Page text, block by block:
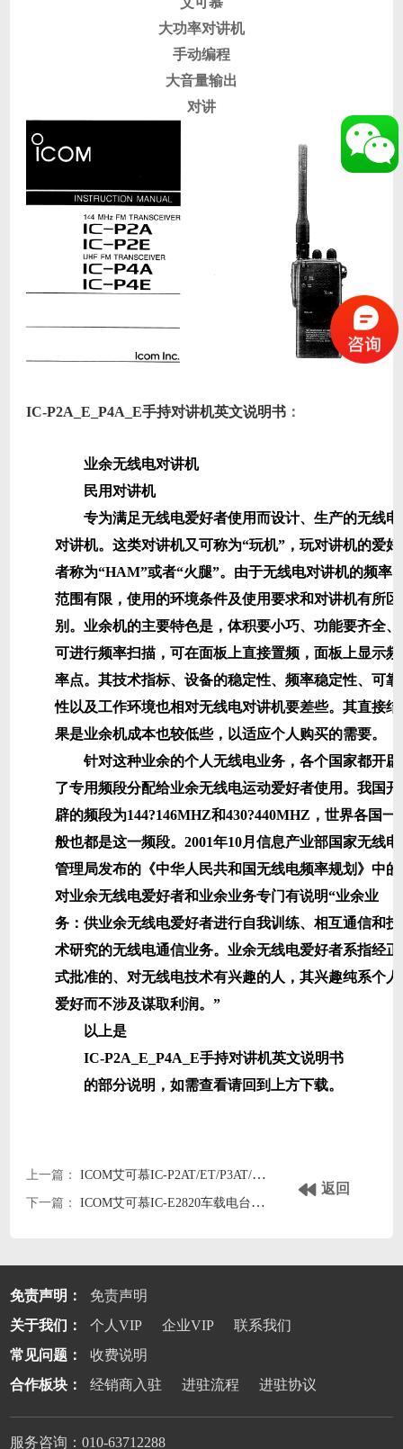
大功率对讲机
手动编程
大音量输出
对讲
IC-P2A_E_P4A_E手持对讲机英文说明书 ：
业余无线电对讲机
民用对讲机
专为满足无线电爱好者使用而设计、生产的无线电
对讲机。这类对讲机又可称为“玩机”，玩对讲机的爱好
者称为“HAM”或者“火腿”。由于无线电对讲机的频率
范围有限，使用的环境条件及使用要求和对讲机有所区
别。业余机的主要特色是，体积要小巧、功能要齐全、
可进行频率扫描，可在面板上直接置频，面板上显示频
率点。其技术指标、设备的稳定性、频率稳定性、可靠
性以及工作环境也相对无线电对讲机要差些。其直接结
果是业余机成本也较低些，以适应个人购买的需要。
针对这种业余的个人无线电业务，各个国家都开辟
了专用频段分配给业余无线电运动爱好者使用。我国开
辟的频段为144?146MHZ和430?440MHZ，世界各国一
般也都是这一频段。2001年10月信息产业部国家无线电
管理局发布的《中华人民共和国无线电频率规划》中的
对业余无线电爱好者和业余业务专门有说明“业余业
务：供业余无线电爱好者进行自我训练、相互通信和技
术研究的无线电通信业务。业余无线电爱好者系指经正
式批准的、对无线电技术有兴趣的人，其兴趣纯系个人
爱好而不涉及谋取利润。”
以上是
IC-P2A_E_P4A_E手持对讲机英文说明书
的部分说明，如需查看请回到上方下载。
上一篇：
ICOM艾可慕IC-P2AT/ET/P3AT/P4AT/ET手持对讲机icomp2at/et/p3at/p4at/et英文说明书
下一篇：
ICOM艾可慕IC-E2820车载电台英文说明书
返回
免责声明：
免责声明
关于我们：
个人VIP 企业VIP
联系我们
常见问题：
收费说明
合作板块：
经销商入驻 进驻流程 进驻协议
服务咨询：010-63712288